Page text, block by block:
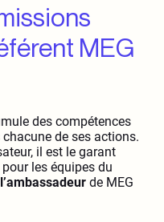
MEG
des compétences
de ses actions.
il est le garant
les équipes du
l’ambassadeur de MEG